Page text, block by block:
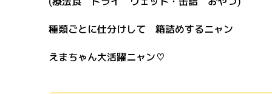
種類ごとに仕分けして 箱詰めするニャン
えまちゃん大活躍ニャン♡